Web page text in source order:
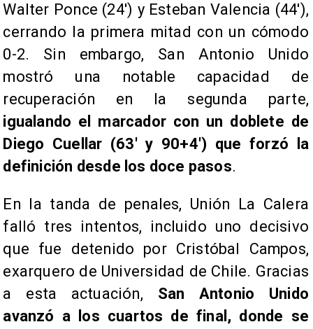
Walter Ponce (24') y Esteban Valencia (44'),
cerrando la primera mitad con un cómodo
0-2. Sin embargo, San Antonio Unido
mostró una notable capacidad de
recuperación en la segunda parte,
igualando el marcador con un doblete de
Diego Cuellar (63' y 90+4') que forzó la
definición desde los doce pasos.
En la tanda de penales, Unión La Calera
falló tres intentos, incluido uno decisivo
que fue detenido por Cristóbal Campos,
exarquero de Universidad de Chile. Gracias
a esta actuación, San Antonio Unido
avanzó a los cuartos de final, donde se